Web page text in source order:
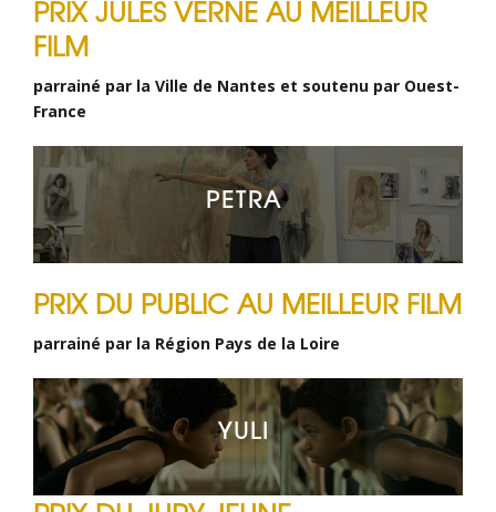
PRIX JULES VERNE AU MEILLEUR
FILM
parrainé par la Ville de Nantes et soutenu par Ouest-
France
PETRA
PRIX DU PUBLIC AU MEILLEUR FILM
parrainé par la Région Pays de la Loire
YULI